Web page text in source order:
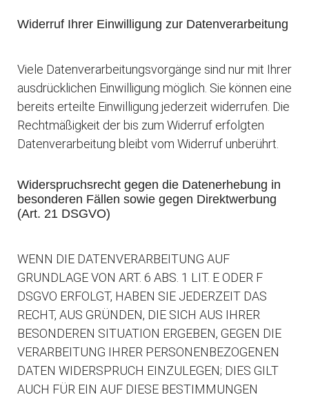
Widerruf Ihrer Einwilligung zur Datenverarbeitung
Viele Datenverarbeitungsvorgänge sind nur mit Ihrer
ausdrücklichen Einwilligung möglich. Sie können eine
bereits erteilte Einwilligung jederzeit widerrufen. Die
Rechtmäßigkeit der bis zum Widerruf erfolgten
Datenverarbeitung bleibt vom Widerruf unberührt.
Widerspruchsrecht gegen die Datenerhebung in
besonderen Fällen sowie gegen Direktwerbung
(Art. 21 DSGVO)
WENN DIE DATENVERARBEITUNG AUF
GRUNDLAGE VON ART. 6 ABS. 1 LIT. E ODER F
DSGVO ERFOLGT, HABEN SIE JEDERZEIT DAS
RECHT, AUS GRÜNDEN, DIE SICH AUS IHRER
BESONDEREN SITUATION ERGEBEN, GEGEN DIE
VERARBEITUNG IHRER PERSONENBEZOGENEN
DATEN WIDERSPRUCH EINZULEGEN; DIES GILT
AUCH FÜR EIN AUF DIESE BESTIMMUNGEN